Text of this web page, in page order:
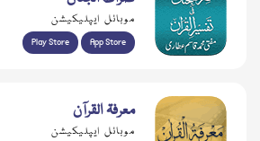
موبائل ایپلیکیشن
Play Store App Store
معرفۃ القرآن
موبائل ایپلیکیشن